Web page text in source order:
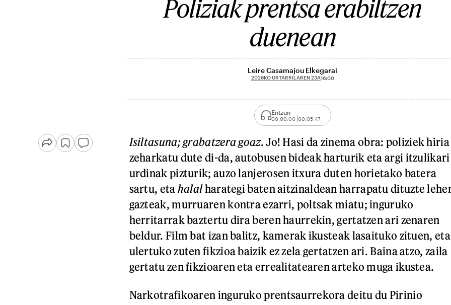
Poliziak prentsa erabiltzen
duenean
Leire Casamajou Elkegarai
2026KO URTARRILAREN 23A16:00
Entzun
00:00:00 00:05:47
Isiltasuna; grabatzera goaz. Jo! Hasi da zinema obra: poliziek hiria
zeharkatu dute di-da, autobusen bideak harturik eta argi itzulikari
urdinak pizturik; auzo lanjerosen itxura duten horietako batera
sartu, eta halalharategi baten aitzinaldean harrapatu dituzte
gazteak, murruaren kontra ezarri, poltsak miatu; inguruko
herritarrak baztertu dira beren haurrekin, gertatzen ari zenaren
beldur. Film bat izan balitz, kamerak ikusteak lasaituko zituen, eta
ulertuko zuten fikzioa baizik ez zela gertatzen ari. Baina atzo, zaila
gertatu zen fikzioaren eta errealitatearen arteko muga ikustea.
Narkotrafikoaren inguruko prentsaurrekora deitu du Pirinio